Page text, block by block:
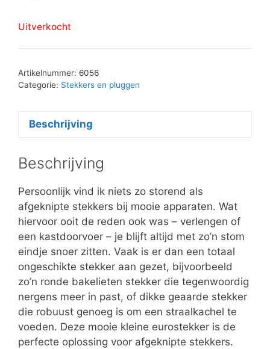
Uitverkocht
Artikelnummer: 6056
Categorie: Stekkers en pluggen
Beschrijving
Beschrijving
Persoonlijk vind ik niets zo storend als
afgeknipte stekkers bij mooie apparaten. Wat
hiervoor ooit de reden ook was – verlengen of
een kastdoorvoer – je blijft altijd met zo’n stom
eindje snoer zitten. Vaak is er dan een totaal
ongeschikte stekker aan gezet, bijvoorbeeld
zo’n ronde bakelieten stekker die tegenwoordig
nergens meer in past, of dikke geaarde stekker
die robuust genoeg is om een straalkachel te
voeden. Deze mooie kleine eurostekker is de
perfecte oplossing voor afgeknipte stekkers.